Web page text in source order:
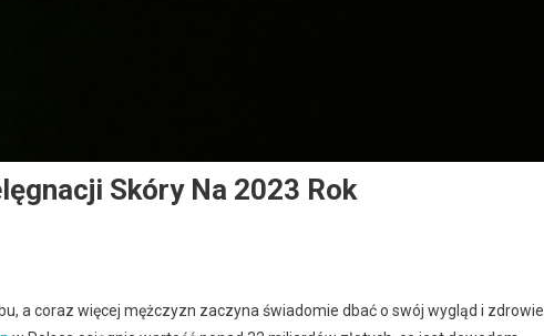
Skóry Na 2023 Rok
a coraz więcej mężczyzn zaczyna świadomie dbać o swój wygląd i zdrowie